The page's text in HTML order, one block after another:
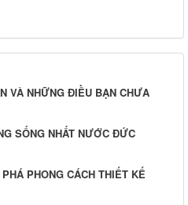
VÀ NHỮNG ĐIỀU BẠN CHƯA
SỐNG NHẤT NƯỚC ĐỨC
PHONG CÁCH THIẾT KẾ